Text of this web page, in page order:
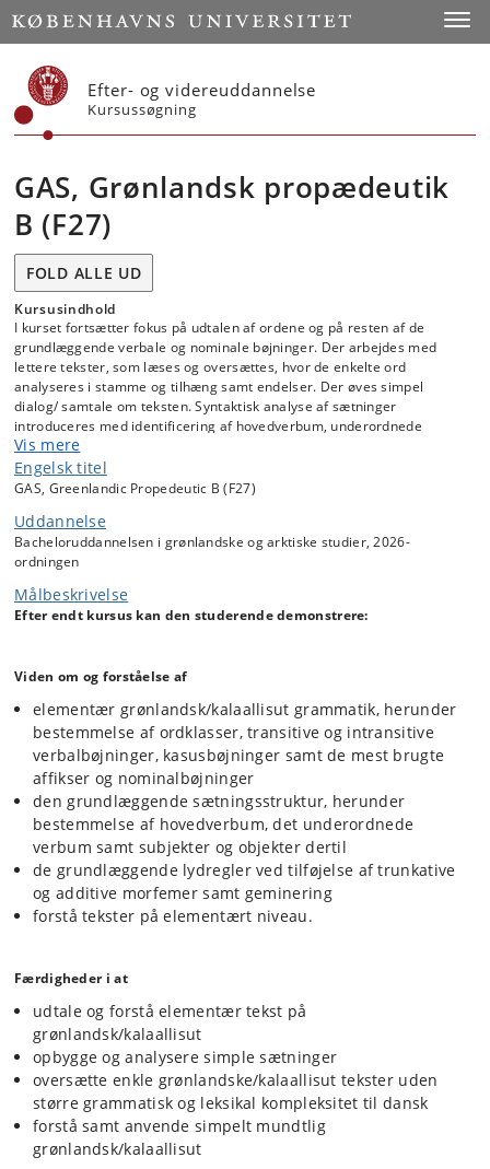
Start
Efter- og videreuddannelse
Kursussøgning
GAS, Grønlandsk propædeutik
B (F27)
FOLD ALLE UD
Kursusindhold
I kurset fortsætter fokus på udtalen af ordene og på resten af de
grundlæggende verbale og nominale bøjninger. Der arbejdes med
lettere tekster, som læses og oversættes, hvor de enkelte ord
analyseres i stamme og tilhæng samt endelser. Der øves simpel
dialog/ samtale om teksten. Syntaktisk analyse af sætninger
introduceres med identificering af hovedverbum, underordnede
verber samt subjekt og objekt. begynderundervisningen i grønlandsk
er hovedvægten lagt på den mundtlige sprogindlæring, men der
arbejdes også med læse- og skrivefærdighed samt med oversættelse.
Vis mere
Engelsk titel
GAS, Greenlandic Propedeutic B (F27)
Uddannelse
Bacheloruddannelsen i grønlandske og arktiske studier, 2026-
ordningen
Målbeskrivelse
Efter endt kursus kan den studerende demonstrere:
Viden om og forståelse af
elementær grønlandsk/kalaallisut grammatik, herunder
bestemmelse af ordklasser, transitive og intransitive
verbalbøjninger, kasusbøjninger samt de mest brugte
affikser og nominalbøjninger
den grundlæggende sætningsstruktur, herunder
bestemmelse af hovedverbum, det underordnede
verbum samt subjekter og objekter dertil
de grundlæggende lydregler ved tilføjelse af trunkative
og additive morfemer samt geminering
forstå tekster på elementært niveau.
Færdigheder i at
udtale og forstå elementær tekst på
grønlandsk/kalaallisut
opbygge og analysere simple sætninger
oversætte enkle grønlandske/kalaallisut tekster uden
større grammatisk og leksikal kompleksitet til dansk
forstå samt anvende simpelt mundtlig
grønlandsk/kalaallisut